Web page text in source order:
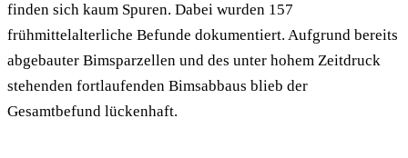
finden sich kaum Spuren. Dabei wurden 157
frühmittelalterliche Befunde dokumentiert. Aufgrund bereits
abgebauter Bimsparzellen und des unter hohem Zeitdruck
stehenden fortlaufenden Bimsabbaus blieb der
Gesamtbefund lückenhaft.